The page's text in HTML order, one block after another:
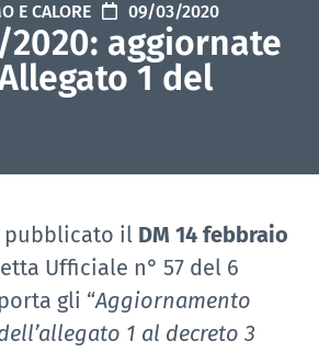
E CALORE 09/03/2020
2020: aggiornate
1 del
pubblicato il DM 14 febbraio
Ufficiale n° 57 del 6
gli “Aggiornamento
1 al decreto 3